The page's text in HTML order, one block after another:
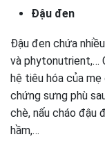
Đậu đen
Đậu đen chứa
và phytonutrient,…
hệ tiêu hóa của
chứng sưng phù
chè, nấu cháo đậu
hầm,…